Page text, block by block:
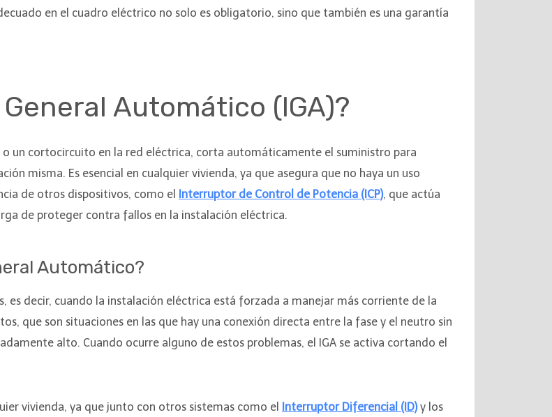
en el cuadro eléctrico no solo es obligatorio, sino que también es una garantía
Automático (IGA)?
un cortocircuito en la red eléctrica, corta automáticamente el suministro para
misma. Es esencial en cualquier vivienda, ya que asegura que no haya un uso
de otros dispositivos, como el Interruptor de Control de Potencia (ICP), que actúa
de proteger contra fallos en la instalación eléctrica.
Automático?
es decir, cuando la instalación eléctrica está forzada a manejar más corriente de la
que son situaciones en las que hay una conexión directa entre la fase y el neutro sin
alto. Cuando ocurre alguno de estos problemas, el IGA se activa cortando el
vivienda, ya que junto con otros sistemas como el Interruptor Diferencial (ID)y los